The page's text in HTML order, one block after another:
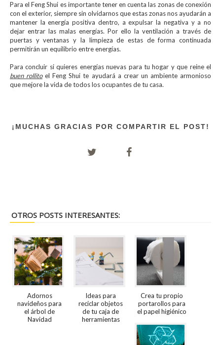
Para el Feng Shui es importante tener en cuenta las zonas de conexión
con el exterior, siempre sin olvidarnos que estas zonas nos ayudarán a
mantener la energía positiva dentro, a expulsar la negativa y a no
dejar entrar las malas energías. Por ello la ventilación a través de
puertas y ventanas y la limpieza de estas de forma continuada
permitirán un equilibrio entre energías.
Para concluir si quieres energías nuevas para tu hogar y que reine el
buen rollitoel Feng Shui te ayudará a crear un ambiente armonioso
que mejore la vida de todos los ocupantes de tu casa.
¡MUCHAS GRACIAS POR COMPARTIR EL POST!
OTROS POSTS INTERESANTES:
Adornos
navideños para
el árbol de
Navidad
Ideas para
reciclar objetos
de tu caja de
herramientas
Crea tu propio
portarollos para
el papel higiénico